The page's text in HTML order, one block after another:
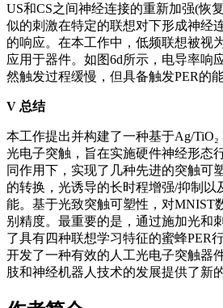
US和CS之间神经连接的重新加强(恢
似的刺激在特定的联想对下形成神经
的响应。在本工作中，低频联想被视
应用于器件。如图6d所示，电导率响
然触发过程缓慢，但具备触发PER的能
V 总结
本工作提出并构建了一种基于Ag/TiO₂
光电子突触，旨在实施硬件神经形态
同作用下，实现了几种先进的突触可
的转换，光诱导的长时程增强/抑制以
能。基于光致突触可塑性，对MNIST
别精度。最重要的是，通过施加光和
了具有四种联想学习特征的蜜蜂PER
开发了一种有效的人工光电子突触器
肢和神经机器人技术的发展提供了新